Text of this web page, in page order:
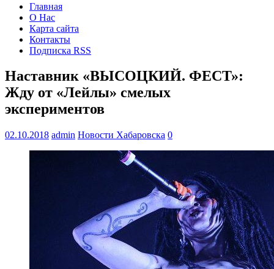
Главная
О Нас
Карта сайта
Контакты
Подписка RSS
Наставник «ВЫСОЦКИЙ. ФЕСТ»:
Жду от «Лейлы» смелых
экспериментов
02.10.2018 admin Новости Хабаровска 0